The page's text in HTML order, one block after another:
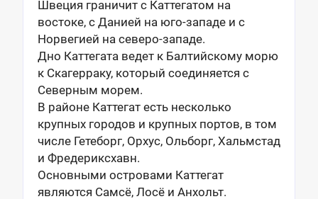
Швеция граничит с Каттегатом на
востоке, с Данией на юго-западе и с
Норвегией на северо-западе.
Дно Каттегата ведет к Балтийскому морю
к Скагерраку, который соединяется с
Северным морем.
В районе Каттегат есть несколько
крупных городов и крупных портов, в том
числе Гетеборг, Орхус, Ольборг, Хальмстад
и Фредериксхавн.
Основными островами Каттегат
являются Самсё, Лосё и Анхольт.